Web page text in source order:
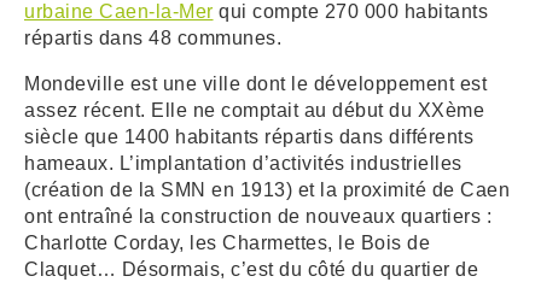
urbaine Caen-la-Mer qui compte 270 000 habitants
répartis dans 48 communes.
Mondeville est une ville dont le développement est
assez récent. Elle ne comptait au début du XXème
siècle que 1400 habitants répartis dans différents
hameaux. L’implantation d’activités industrielles
(création de la SMN en 1913) et la proximité de Caen
ont entraîné la construction de nouveaux quartiers :
Charlotte Corday, les Charmettes, le Bois de
Claquet… Désormais, c’est du côté du quartier de